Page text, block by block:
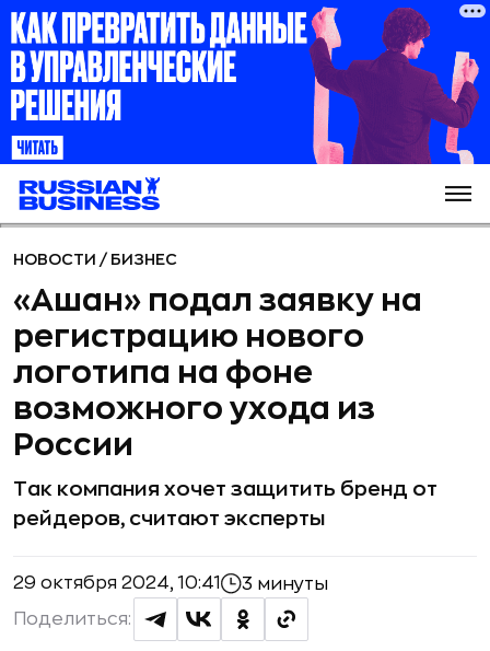
НОВОСТИ / БИЗНЕС
«Ашан» подал заявку на
регистрацию нового
логотипа на фоне
возможного ухода из
России
Так компания хочет защитить бренд от
рейдеров, считают эксперты
29 октября 2024, 10:41 3 минуты
Поделиться: